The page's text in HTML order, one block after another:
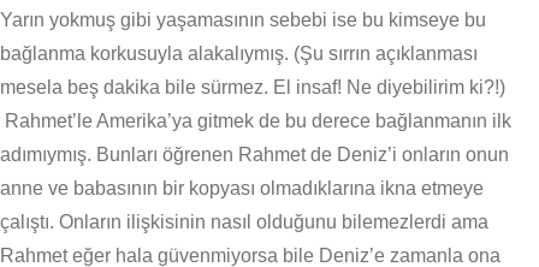
Yarın yokmuş gibi yaşamasının sebebi ise bu kimseye bu
bağlanma korkusuyla alakalıymış. (Şu sırrın açıklanması
mesela beş dakika bile sürmez. El insaf! Ne diyebilirim ki?!)
Rahmet’le Amerika’ya gitmek de bu derece bağlanmanın ilk
adımıymış. Bunları öğrenen Rahmet de Deniz’i onların onun
anne ve babasının bir kopyası olmadıklarına ikna etmeye
çalıştı. Onların ilişkisinin nasıl olduğunu bilemezlerdi ama
Rahmet eğer hala güvenmiyorsa bile Deniz’e zamanla ona